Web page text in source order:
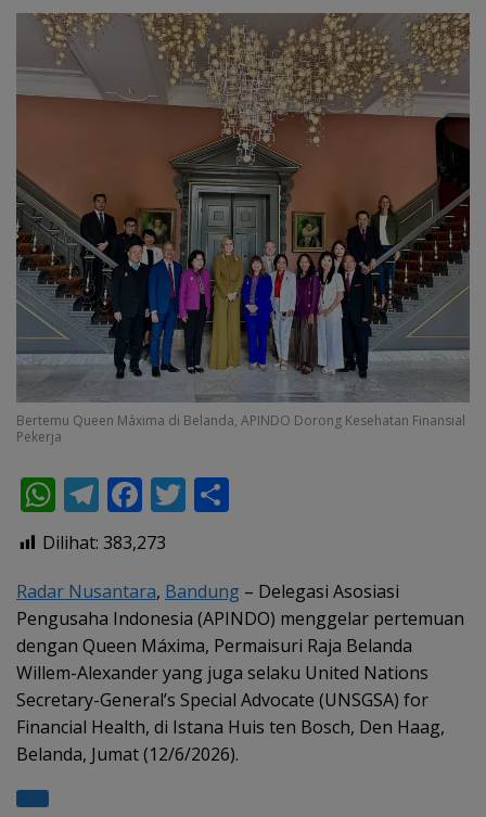
Bertemu Queen Máxima di Belanda, APINDO Dorong Kesehatan Finansial
Pekerja
W
h
at
s
A
p
p
T
el
e
gr
a
m
F
ac
e
b
o
o
k
T
er e
Dilihat: 383,273
Radar Nusantara, Bandung – Delegasi Asosiasi
Pengusaha Indonesia (APINDO) menggelar pertemuan
dengan Queen Máxima, Permaisuri Raja Belanda
Willem-Alexander yang juga selaku United Nations
Secretary-General’s Special Advocate (UNSGSA) for
Financial Health, di Istana Huis ten Bosch, Den Haag,
Belanda, Jumat (12/6/2026).